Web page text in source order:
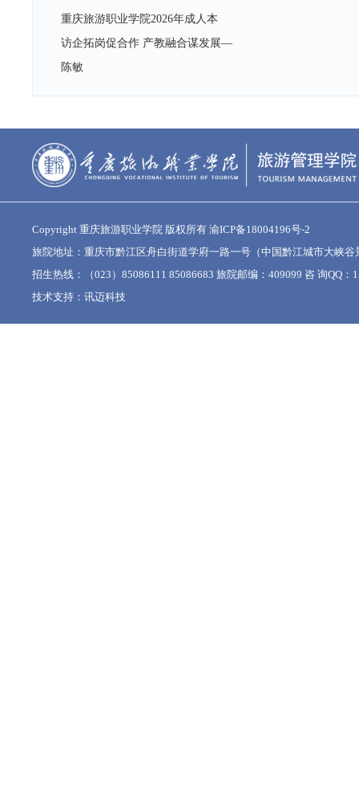
重庆旅游职业学院2026年成人本
访企拓岗促合作 产教融合谋发展—
陈敏
Copyright 重庆旅游职业学院 版权所有 渝ICP备18004196号-2
旅院地址：重庆市黔江区舟白街道学府一路一号（中国黔江城市大峡谷
招生热线：（023）85086111 85086683 旅院邮编：409099 咨 询QQ：
技术支持： 讯迈科技